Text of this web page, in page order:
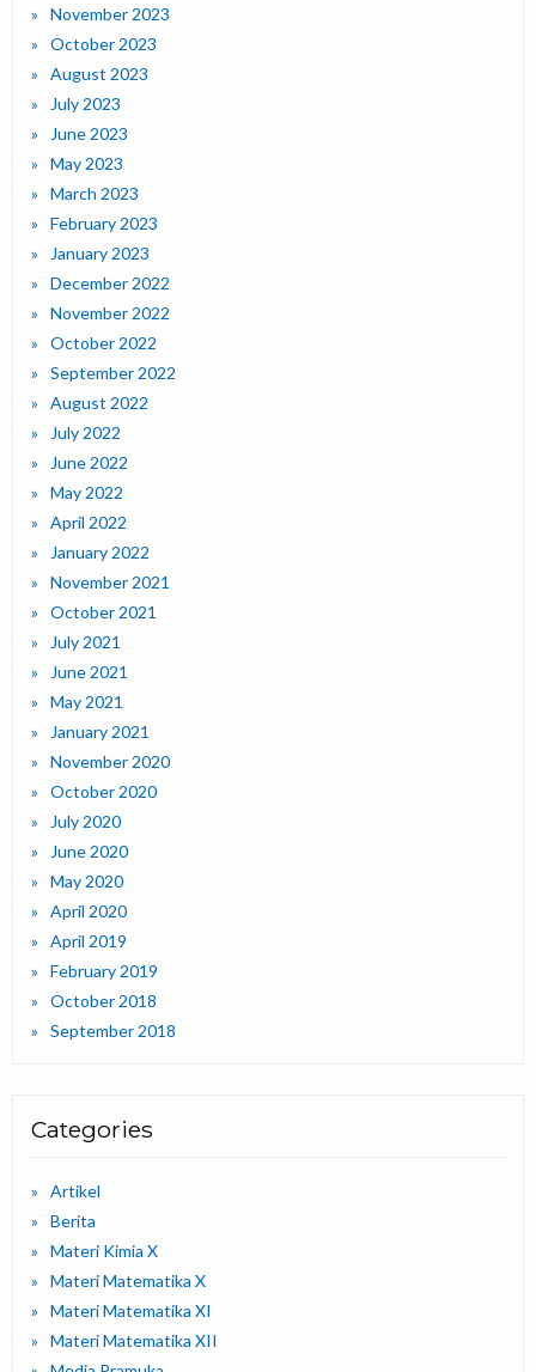
November 2023
October 2023
August 2023
July 2023
June 2023
May 2023
March 2023
February 2023
January 2023
December 2022
November 2022
October 2022
September 2022
August 2022
July 2022
June 2022
May 2022
April 2022
January 2022
November 2021
October 2021
July 2021
June 2021
May 2021
January 2021
November 2020
October 2020
July 2020
June 2020
May 2020
April 2020
April 2019
February 2019
October 2018
September 2018
Categories
Artikel
Berita
Materi Kimia X
Materi Matematika X
Materi Matematika XI
Materi Matematika XII